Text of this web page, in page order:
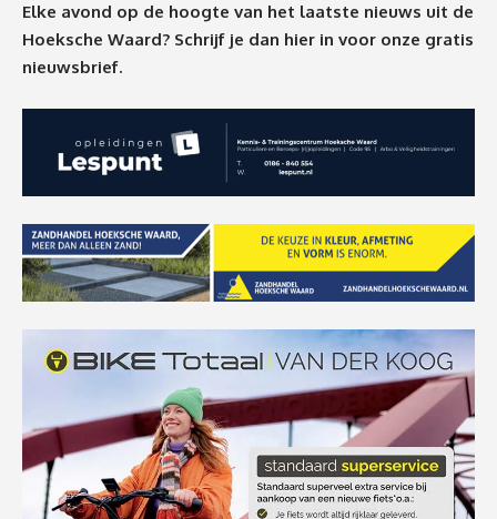
Elke avond op de hoogte van het laatste nieuws uit de
Hoeksche Waard? Schrijf je dan hier in voor onze gratis
nieuwsbrief.